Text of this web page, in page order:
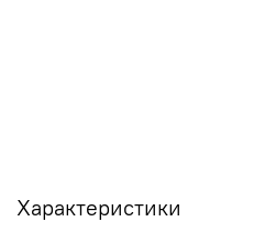
Характеристики